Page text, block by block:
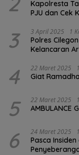
Kapolresta
PJU dan Cek
3 3 April 2025 1
Polres
Kelancaran
4 22 Maret 2025
Giat
5 22 Maret 2025
AMBULANCE
6 24 Maret 2025
Pasca